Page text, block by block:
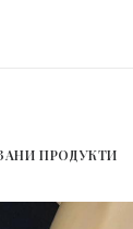
ПРОДУКТИ